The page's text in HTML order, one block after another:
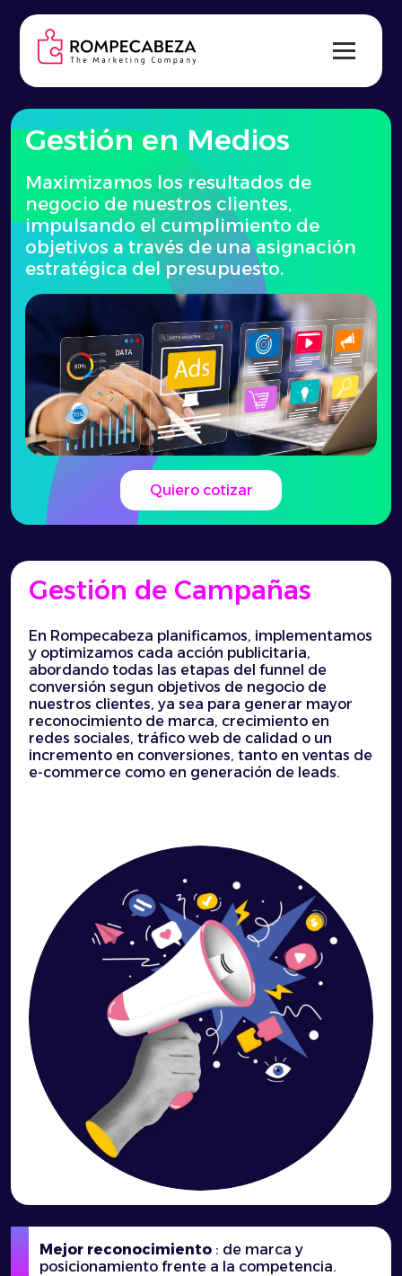
content
Gestión en Medios
Maximizamos los resultados de
negocio de nuestros clientes,
impulsando el cumplimiento de
objetivos a través de una asignación
estratégica del presupuesto.
Quiero cotizar
Gestión de Campañas
En Rompecabeza planificamos, implementamos
y optimizamos cada acción publicitaria,
abordando todas las etapas del funnel de
conversión segun objetivos de negocio de
nuestros clientes, ya sea para generar mayor
reconocimiento de marca, crecimiento en
redes sociales, tráfico web de calidad o un
incremento en conversiones, tanto en ventas de
e-commerce como en generación de leads.
Mejor reconocimiento : de marca y
posicionamiento frente a la competencia.